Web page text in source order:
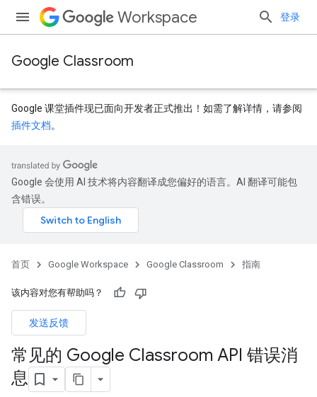
Workspace 登录
Google Classroom
Google 课堂插件现已面向开发者正式推出！如需了解详情，请参阅
插件文档。
Google 会使用 AI 技术将内容翻译成您偏好的语言。AI 翻译可能包
含错误。
首页 Google Workspace Google Classroom 指南
该内容对您有帮助吗？
发送反馈
常见的 Google Classroom API 错误消
息